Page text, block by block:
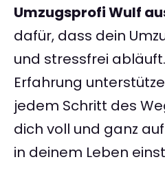
Umzugsprofi Wulf
dafür, dass dein
und stressfrei
Erfahrung
jedem Schritt des
dich voll und ganz
in deinem Leben